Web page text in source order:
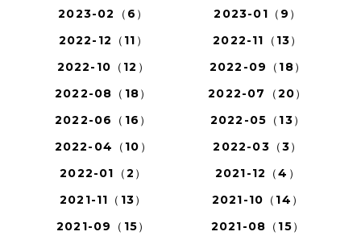
2023-02（6）
2023-01（9）
2022-12（11）
2022-11（13）
2022-10（12）
2022-09（18）
2022-08（18）
2022-07（20）
2022-06（16）
2022-05（13）
2022-04（10）
2022-03（3）
2022-01（2）
2021-12（4）
2021-11（13）
2021-10（14）
2021-09（15）
2021-08（15）